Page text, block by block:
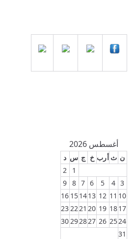
أغسطس 2026
ن ث أرب خ ج س د
1
2
3
4
5
6
7
8
9
10
11
12
13
14
15
16
17
18
19
20
21
22
23
24
25
26
27
28
29
30
31